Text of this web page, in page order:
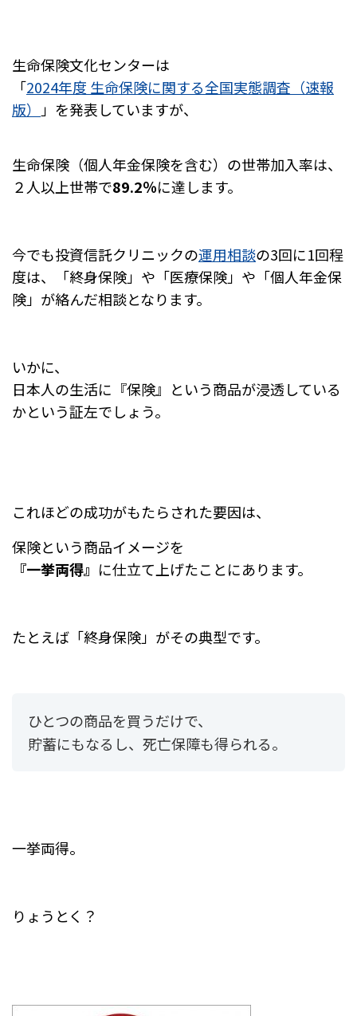
生命保険文化センターは
「2024年度 生命保険に関する全国実態調査（速報
版）
」を発表していますが、
生命保険（個人年金保険を含む）の世帯加入率は、
２人以上世帯で89.2％に達します。
今でも投資信託クリニックの運用相談の3回に1回程
度は、
「終身保険」や「医療保険」や「個人年金保
険」が絡んだ相談となります。
いかに、
日本人の生活に『保険』という商品が浸透している
かという証左でしょう。
これほどの成功がもたらされた要因は、
保険という商品イメージを
『一挙両得』 に仕立て上げたことにあります。
たとえば「終身保険」がその典型です。
ひとつの商品を買うだけで、
貯蓄にもなるし、死亡保障も得られる。
一挙両得。
りょうとく？